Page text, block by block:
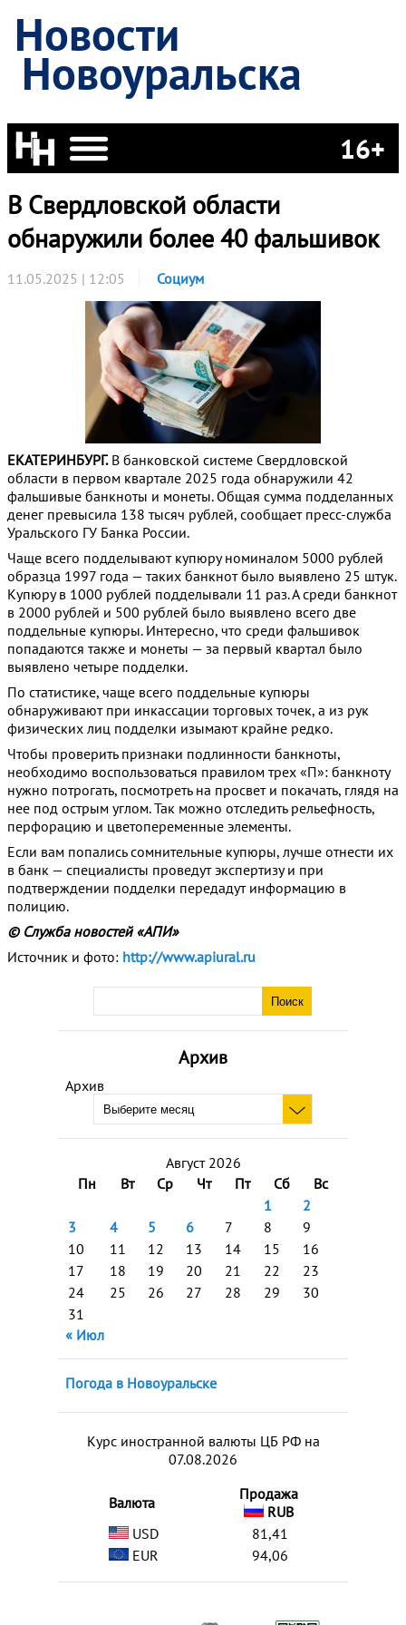
Новости
Новоуральска
16+
Архив
Архив
Август 2026
Пн
Вт Ср Чт Пт Сб
Вс
1
2
3
4 5 6 7 8
9
10
11 12 13 14 15
16
17
18 19 20 21 22
23
24
25 26 27 28 29
30
31
« Июл
Погода в Новоуральске
Курс иностранной валюты ЦБ РФ на
07.08.2026
Валюта
Продажа
RUB
USD
81,41
EUR
94,06
В Свердловской области
обнаружили более 40 фальшивок
11.05.2025 | 12:05 Социум
ЕКАТЕРИНБУРГ.В банковской системе Свердловской
области в первом квартале 2025 года обнаружили 42
фальшивые банкноты и монеты. Общая сумма подделанных
денег превысила 138 тысяч рублей, сообщает пресс-служба
Уральского ГУ Банка России.
Чаще всего подделывают купюру номиналом 5000 рублей
образца 1997 года — таких банкнот было выявлено 25 штук.
Купюру в 1000 рублей подделывали 11 раз. А среди банкнот
в 2000 рублей и 500 рублей было выявлено всего две
поддельные купюры. Интересно, что среди фальшивок
попадаются также и монеты — за первый квартал было
выявлено четыре подделки.
По статистике, чаще всего поддельные купюры
обнаруживают при инкассации торговых точек, а из рук
физических лиц подделки изымают крайне редко.
Чтобы проверить признаки подлинности банкноты,
необходимо воспользоваться правилом трех «П»: банкноту
нужно потрогать, посмотреть на просвет и покачать, глядя на
нее под острым углом. Так можно отследить рельефность,
перфорацию и цветопеременные элементы.
Если вам попались сомнительные купюры, лучше отнести их
в банк — специалисты проведут экспертизу и при
подтверждении подделки передадут информацию в
полицию.
© Служба новостей «АПИ»
Источник и фото: http://www.apiural.ru